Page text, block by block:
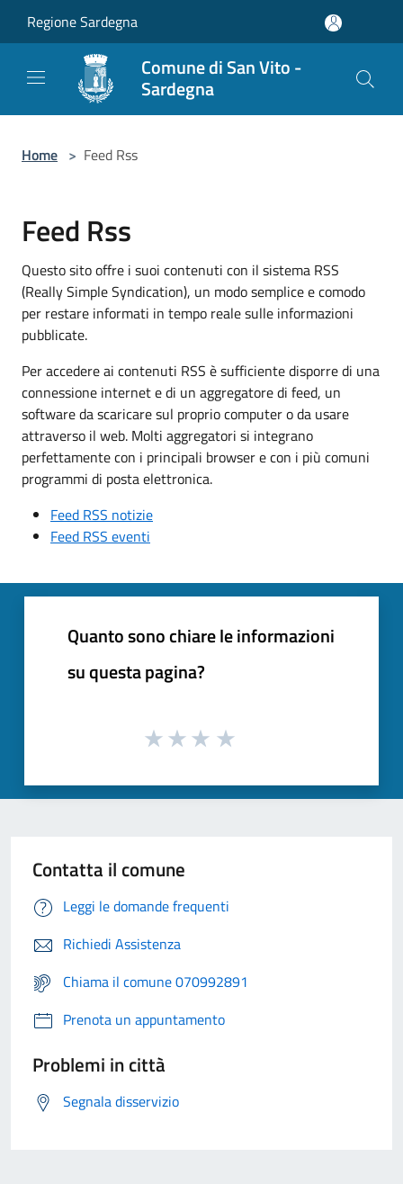
Regione Sardegna
Comune di San Vito -
Sardegna
Home > Feed Rss
Feed Rss
Questo sito offre i suoi contenuti con il sistema RSS
(Really Simple Syndication), un modo semplice e comodo
per restare informati in tempo reale sulle informazioni
pubblicate.
Per accedere ai contenuti RSS è sufficiente disporre di una
connessione internet e di un aggregatore di feed, un
software da scaricare sul proprio computer o da usare
attraverso il web. Molti aggregatori si integrano
perfettamente con i principali browser e con i più comuni
programmi di posta elettronica.
Feed RSS notizie
Feed RSS eventi
Quanto sono chiare le informazioni
su questa pagina?
Contatta il comune
Leggi le domande frequenti
Richiedi Assistenza
Chiama il comune 070992891
Prenota un appuntamento
Problemi in città
Segnala disservizio